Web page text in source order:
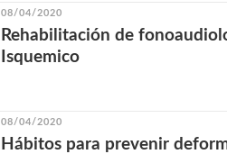
08/04/2020
Rehabilitación de
Isquemico
08/04/2020
Hábitos para prevenir